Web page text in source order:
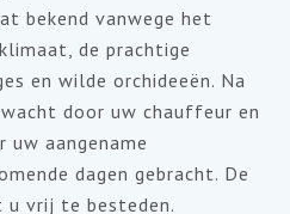
bekend vanwege het
de prachtige
en wilde orchideeën. Na
door uw chauffeur en
uw aangename
dagen gebracht. De
u vrij te besteden.